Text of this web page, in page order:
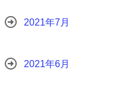
2021年7月
2021年6月